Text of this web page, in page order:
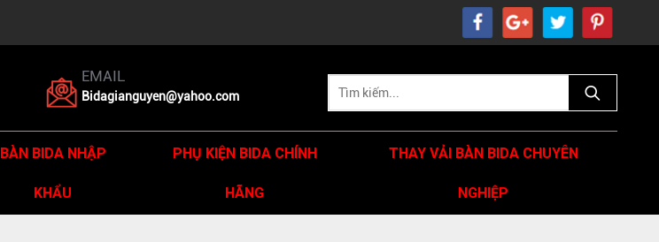
EMAIL
Bidagianguyen@yahoo.com
BÀN BIDA NHẬP
KHẨU
PHỤ KIỆN BIDA CHÍNH
HÃNG
THAY VẢI BÀN BIDA CHUYÊN
NGHIỆP